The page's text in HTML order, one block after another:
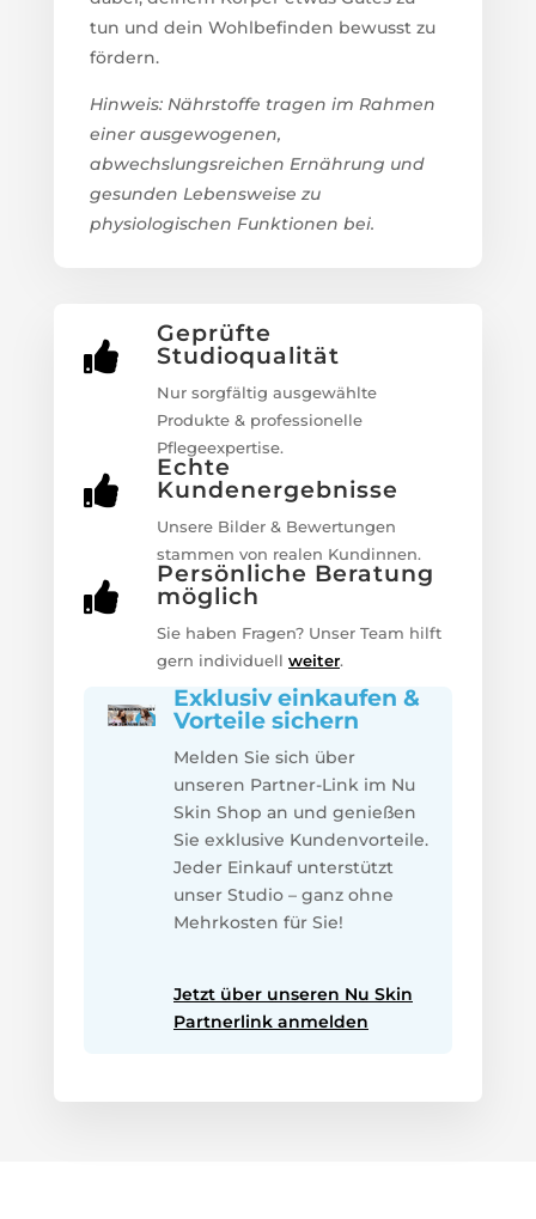
tun und dein Wohlbefinden bewusst zu
fördern.
Hinweis: Nährstoffe tragen im Rahmen
einer ausgewogenen,
abwechslungsreichen Ernährung und
gesunden Lebensweise zu
physiologischen Funktionen bei.

Geprüfte
Studioqualität
Nur sorgfältig ausgewählte
Produkte & professionelle
Pflegeexpertise.

Echte
Kundenergebnisse
Unsere Bilder & Bewertungen
stammen von realen Kundinnen.

Persönliche Beratung
möglich
Sie haben Fragen? Unser Team hilft
gern individuell weiter.
Exklusiv einkaufen &
Vorteile sichern
Melden Sie sich über
unseren Partner-Link im Nu
Skin Shop an und genießen
Sie exklusive Kundenvorteile.
Jeder Einkauf unterstützt
unser Studio – ganz ohne
Mehrkosten für Sie!
Jetzt über unseren Nu Skin
Partnerlink anmelden